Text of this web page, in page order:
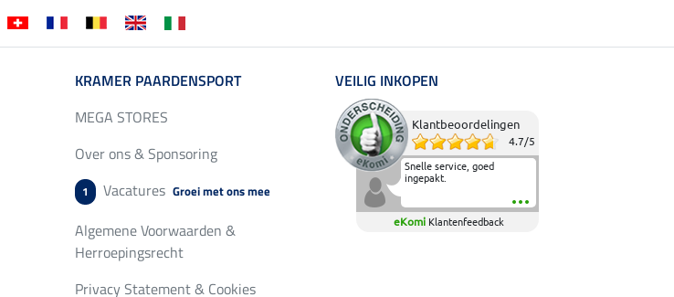
KRAMER PAARDENSPORT
MEGA STORES
Over ons & Sponsoring
1 Vacatures Groei met ons mee
Algemene Voorwaarden &
Herroepingsrecht
Privacy Statement & Cookies
VEILIG INKOPEN
Klantbeoordelingen
4.7/5
Snelle service, goed
ingepakt.
eKomi Klantenfeedback